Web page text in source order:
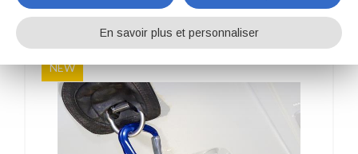
NEW
En savoir plus et personnaliser